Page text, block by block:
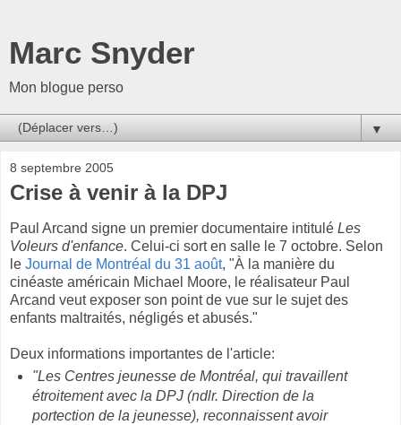
Marc Snyder
Mon blogue perso
▼
8 septembre 2005
Crise à venir à la DPJ
Paul Arcand signe un premier documentaire intitulé Les
Voleurs d'enfance. Celui-ci sort en salle le 7 octobre. Selon
le Journal de Montréal du 31 août, "À la manière du
cinéaste américain Michael Moore, le réalisateur Paul
Arcand veut exposer son point de vue sur le sujet des
enfants maltraités, négligés et abusés."
Deux informations importantes de l'article:
"Les Centres jeunesse de Montréal, qui travaillent
étroitement avec la DPJ (ndlr. Direction de la
portection de la jeunesse), reconnaissent avoir